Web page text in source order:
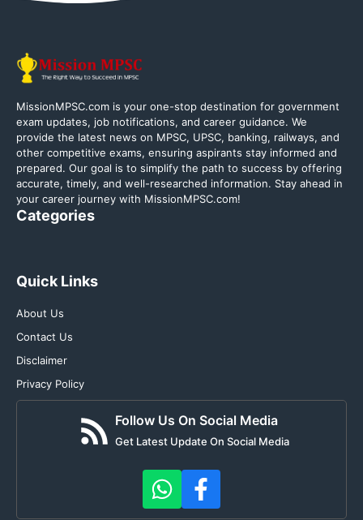
MissionMPSC.com is your one-stop destination for government
exam updates, job notifications, and career guidance. We
provide the latest news on MPSC, UPSC, banking, railways, and
other competitive exams, ensuring aspirants stay informed and
prepared. Our goal is to simplify the path to success by offering
accurate, timely, and well-researched information. Stay ahead in
your career journey with MissionMPSC.com!
Categories
Quick Links
About Us
Contact Us
Disclaimer
Privacy Policy
Follow Us On Social Media
Get Latest Update On Social Media